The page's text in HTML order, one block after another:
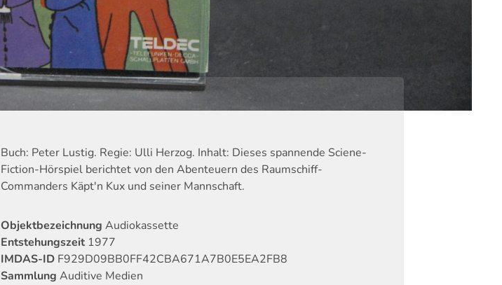
Buch: Peter Lustig. Regie: Ulli Herzog. Inhalt: Dieses spannende Sciene-
Fiction-Hörspiel berichtet von den Abenteuern des Raumschiff-
Commanders Käpt'n Kux und seiner Mannschaft.
Objektbezeichnung Audiokassette
Entstehungszeit 1977
IMDAS-ID F929D09BB0FF42CBA671A7B0E5EA2FB8
Sammlung Auditive Medien